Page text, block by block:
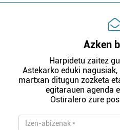
Azken
Harpidetu zaitez
Astekarko eduki
martxan ditugun zozketa
egitarauen agenda
Ostiralero zure